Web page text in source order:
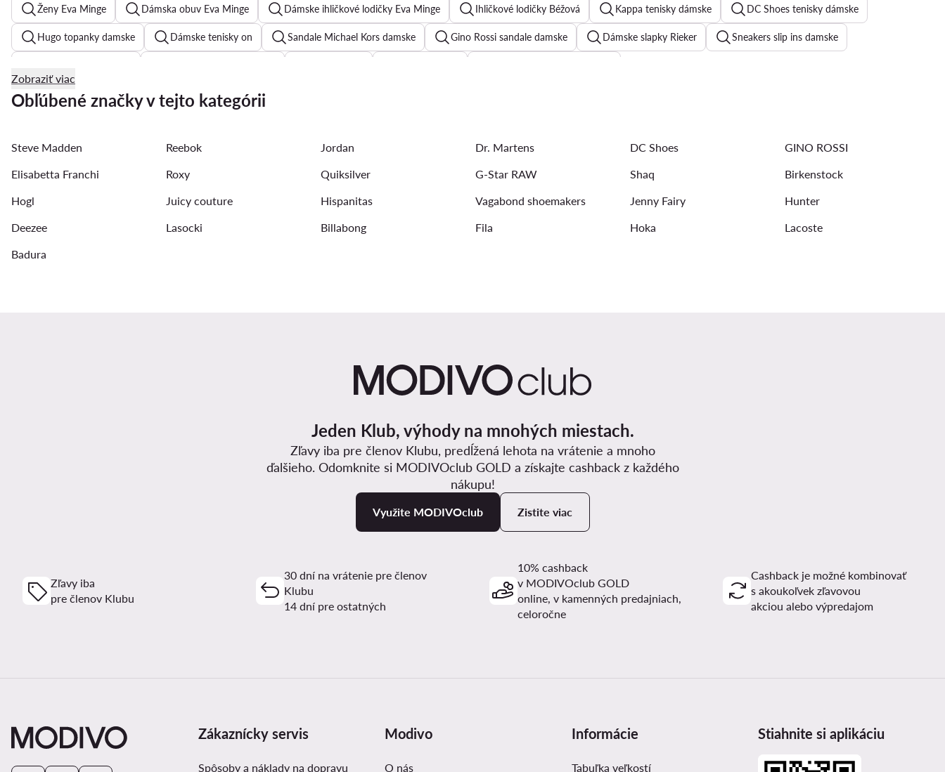
Ženy Eva Minge Dámska obuv Eva Minge Dámske ihličkové lodičky Eva Minge Ihličkové lodičky Béžová Kappa tenisky dámske DC Shoes tenisky dámske
Hugo topanky damske Dámske tenisky on Sandale Michael Kors damske Gino Rossi sandale damske Dámske slapky Rieker Sneakers slip ins damske
Reebok dámske tenisky Biele tenisky dámske
Obuv buffalo damsky Čierne tenisky dámske Rieker sandale dámske
Zobraziť viac
Obľúbené značky v tejto kategórii
Steve Madden Reebok Jordan Dr. Martens DC Shoes
GINO ROSSI
Elisabetta Franchi
Roxy Quiksilver G-Star RAW Shaq
Birkenstock
Hogl
Juicy couture Hispanitas Vagabond shoemakers Jenny Fairy
Hunter
Deezee
Lasocki Billabong Fila Hoka
Lacoste
Badura
Jeden Klub, výhody na mnohých miestach.
Zľavy iba pre členov Klubu, predĺžená lehota na vrátenie a mnoho
ďalšieho. Odomknite si MODIVOclub GOLD a získajte cashback z každého
nákupu!
Využite MODIVOclub Zistite viac
Zľavy iba
pre členov Klubu
30 dní na vrátenie pre členov
Klubu
14 dní pre ostatných
10% cashback
v MODIVOclub GOLD
online, v kamenných predajniach,
celoročne
Cashback je možné kombinovať
s akoukoľvek zľavovou
akciou alebo výpredajom
Zákaznícky servis
Spôsoby a náklady na dopravu
Modivo
O nás
Informácie
Tabuľka veľkostí
Stiahnite si aplikáciu